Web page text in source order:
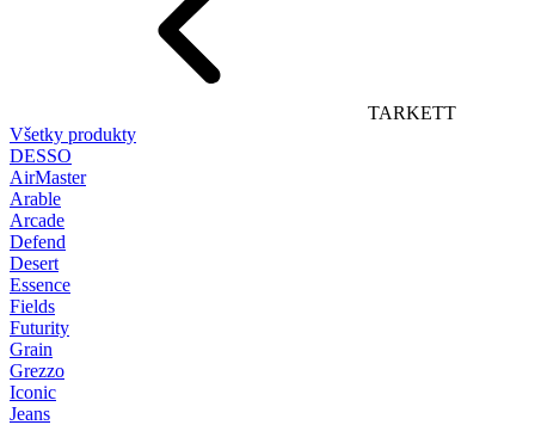
TARKETT
Všetky produkty
DESSO
AirMaster
Arable
Arcade
Defend
Desert
Essence
Fields
Futurity
Grain
Grezzo
Iconic
Jeans